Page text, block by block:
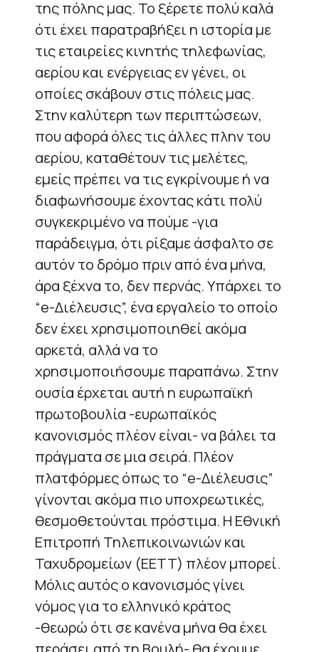
της πόλης μας. Το ξέρετε πολύ καλά
ότι έχει παρατραβήξει η ιστορία με
τις εταιρείες κινητής τηλεφωνίας,
αερίου και ενέργειας εν γένει, οι
οποίες σκάβουν στις πόλεις μας.
Στην καλύτερη των περιπτώσεων,
που αφορά όλες τις άλλες πλην του
αερίου, καταθέτουν τις μελέτες,
εμείς πρέπει να τις εγκρίνουμε ή να
διαφωνήσουμε έχοντας κάτι πολύ
συγκεκριμένο να πούμε -για
παράδειγμα, ότι ρίξαμε άσφαλτο σε
αυτόν το δρόμο πριν από ένα μήνα,
άρα ξέχνα το, δεν περνάς. Υπάρχει το
“e-Διέλευσις”, ένα εργαλείο το οποίο
δεν έχει χρησιμοποιηθεί ακόμα
αρκετά, αλλά να το
χρησιμοποιήσουμε παραπάνω. Στην
ουσία έρχεται αυτή η ευρωπαϊκή
πρωτοβουλία -ευρωπαϊκός
κανονισμός πλέον είναι- να βάλει τα
πράγματα σε μια σειρά. Πλέον
πλατφόρμες όπως το “e-Διέλευσις”
γίνονται ακόμα πιο υποχρεωτικές,
θεσμοθετούνται πρόστιμα. Η Εθνική
Επιτροπή Τηλεπικοινωνιών και
Ταχυδρομείων (ΕΕΤΤ) πλέον μπορεί.
Μόλις αυτός ο κανονισμός γίνει
νόμος για το ελληνικό κράτος
-θεωρώ ότι σε κανένα μήνα θα έχει